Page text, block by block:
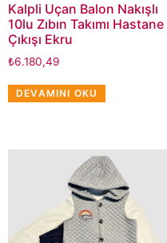
Kalpli Uçan Balon Nakışlı
10lu Zıbın Takımı Hastane
Çıkışı Ekru
₺6.180,49
DEVAMINI OKU